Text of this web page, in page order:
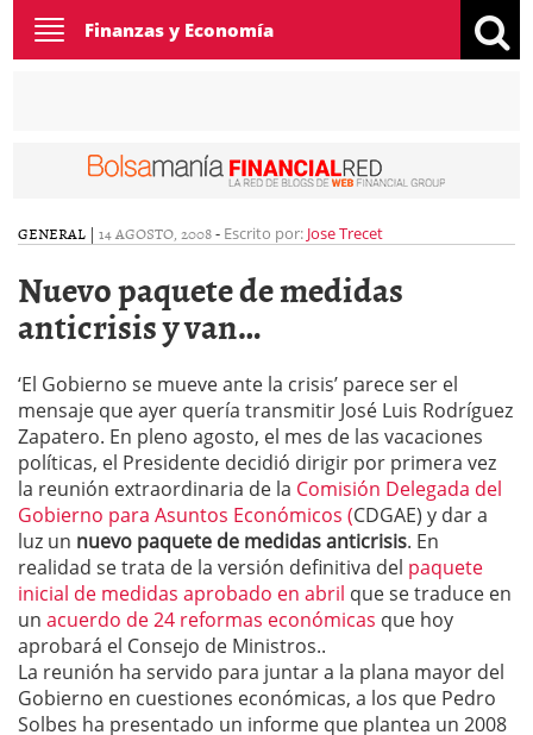
Toggle
navigation
Finanzas y Economía
GENERAL | 14 AGOSTO, 2008- Escrito por: Jose Trecet
Nuevo paquete de medidas
anticrisis y van…
‘El Gobierno se mueve ante la crisis’ parece ser el
mensaje que ayer quería transmitir José Luis Rodríguez
Zapatero. En pleno agosto, el mes de las vacaciones
políticas, el Presidente decidió dirigir por primera vez
la reunión extraordinaria de la Comisión Delegada del
Gobierno para Asuntos Económicos (CDGAE) y dar a
luz un nuevo paquete de medidas anticrisis. En
realidad se trata de la versión definitiva del paquete
inicial de medidas aprobado en abril que se traduce en
un acuerdo de 24 reformas económicas que hoy
aprobará el Consejo de Ministros..
La reunión ha servido para juntar a la plana mayor del
Gobierno en cuestiones económicas, a los que Pedro
Solbes ha presentado un informe que plantea un 2008